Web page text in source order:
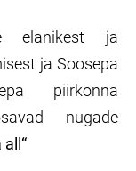
elanikest ja
ja Soosepa
piirkonna
nugade
all“